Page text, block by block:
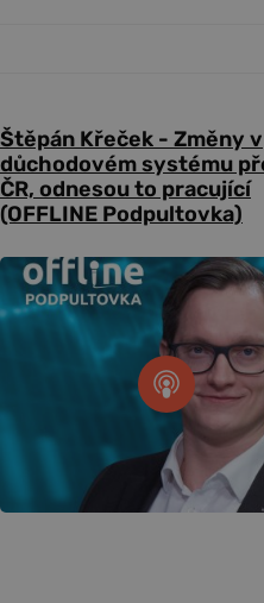
Štěpán Křeček - Změny v
důchodovém systému
ČR, odnesou to pracující
(OFFLINE Podpultovka)